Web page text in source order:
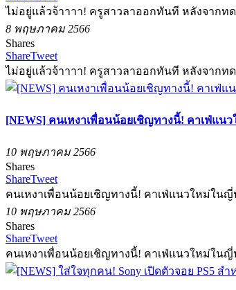
ไม่อยู่แล้วจ้าาาา! ครูสาวลาออกทันที หลังจากท
8 พฤษภาคม 2566
Shares
ShareTweet
ไม่อยู่แล้วจ้าาาา! ครูสาวลาออกทันที หลังจากท
[NEWS] คนเหงาเพื่อนน้อยเชิญทางนี้! คาเฟ่แน
10 พฤษภาคม 2566
Shares
ShareTweet
คนเหงาเพื่อนน้อยเชิญทางนี้! คาเฟ่แนวใหม่ในญี่
10 พฤษภาคม 2566
Shares
ShareTweet
คนเหงาเพื่อนน้อยเชิญทางนี้! คาเฟ่แนวใหม่ในญี่